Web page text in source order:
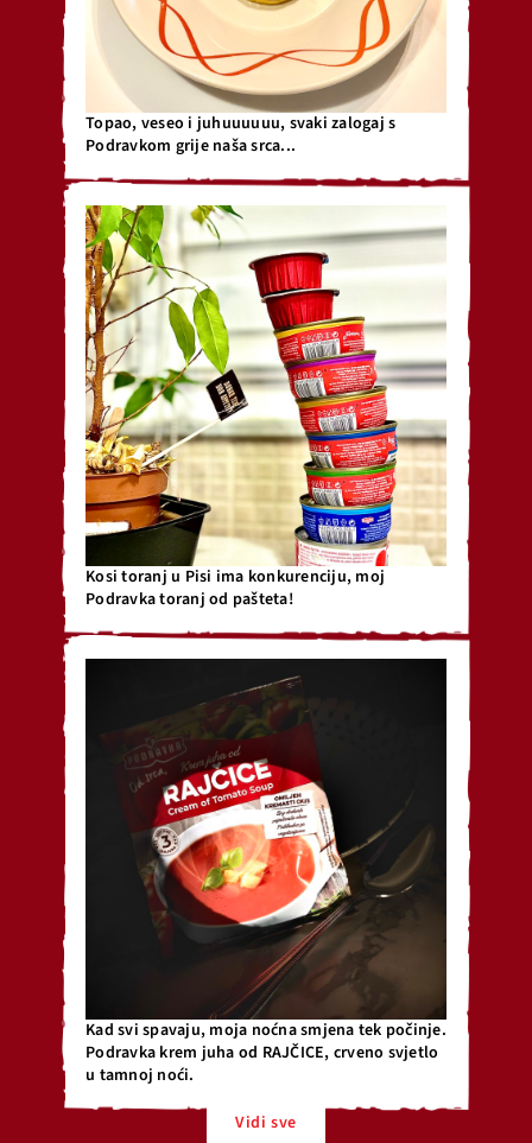
Topao, veseo i juhuuuuuu, svaki zalogaj s
Podravkom grije naša srca...
Kosi toranj u Pisi ima konkurenciju, moj
Podravka toranj od pašteta!
Kad svi spavaju, moja noćna smjena tek počinje.
Podravka krem juha od RAJČICE, crveno svjetlo
u tamnoj noći.
Vidi sve